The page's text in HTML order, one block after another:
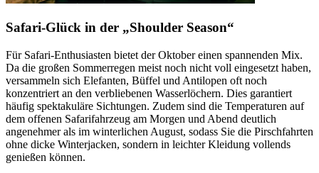
Safari-Glück in der „Shoulder Season“
Für Safari-Enthusiasten bietet der Oktober einen spannenden Mix.
Da die großen Sommerregen meist noch nicht voll eingesetzt haben,
versammeln sich Elefanten, Büffel und Antilopen oft noch
konzentriert an den verbliebenen Wasserlöchern. Dies garantiert
häufig spektakuläre Sichtungen. Zudem sind die Temperaturen auf
dem offenen Safarifahrzeug am Morgen und Abend deutlich
angenehmer als im winterlichen August, sodass Sie die Pirschfahrten
ohne dicke Winterjacken, sondern in leichter Kleidung vollends
genießen können.